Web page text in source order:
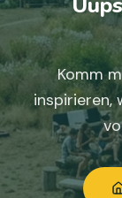
Komm
inspirieren,